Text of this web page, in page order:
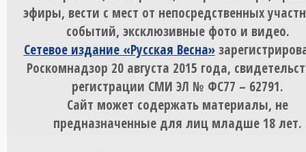
эфиры, вести с мест от непосредственных
событий, эксклюзивные фото и видео.
Сетевое издание «Русская Весна»
Роскомнадзор 20 августа 2015 года,
регистрации СМИ ЭЛ № ФС77 – 62791.
Сайт может содержать материалы, не
предназначенные для лиц младше 18 лет.